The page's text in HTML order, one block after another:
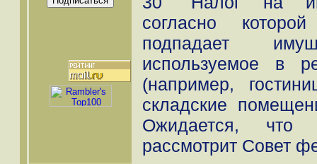
согласно
подпадает
используемое в
(например,
складские
Ожидается, что
рассмотрит Совет